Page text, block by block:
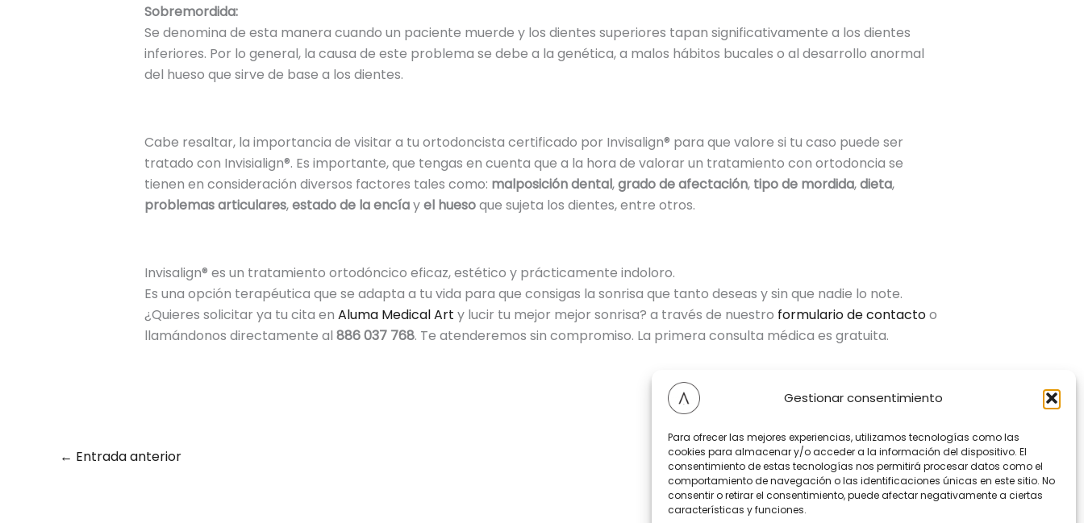
Gestionar consentimiento
Para ofrecer las mejores experiencias, utilizamos tecnologías como las
cookies para almacenar y/o acceder a la información del dispositivo. El
consentimiento de estas tecnologías nos permitirá procesar datos como el
comportamiento de navegación o las identificaciones únicas en este sitio. No
consentir o retirar el consentimiento, puede afectar negativamente a ciertas
características y funciones.
Sobremordida:
Se denomina de esta manera cuando un paciente muerde y los dientes superiores tapan significativamente a los dientes
inferiores. Por lo general, la causa de este problema se debe a la genética, a malos hábitos bucales o al desarrollo anormal
del hueso que sirve de base a los dientes.
Cabe resaltar, la importancia de visitar a tu ortodoncista certificado por Invisalign® para que valore si tu caso puede ser
tratado con Invisialign®. Es importante, que tengas en cuenta que a la hora de valorar un tratamiento con ortodoncia se
tienen en consideración diversos factores tales como: malposición dental,grado de afectación, tipo de mordida,dieta,
problemas articulares,estado de la encíayel huesoque sujeta los dientes, entre otros.
Invisalign® es un tratamiento ortodóncico eficaz, estético y prácticamente indoloro.
Es una opción terapéutica que se adapta a tu vida para que consigas la sonrisa que tanto deseas y sin que nadie lo note.
¿Quieres solicitar ya tu cita en Aluma Medical Art y lucir tu mejor mejor sonrisa? a través de nuestro formulario de contactoo
llamándonos directamente al 886 037 768. Te atenderemos sin compromiso. La primera consulta médica es gratuita.
← Entrada anterior Entrada siguiente→